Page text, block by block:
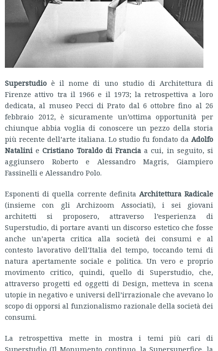
Superstudio è il nome di uno studio di Architettura di
Firenze attivo tra il 1966 e il 1973; la retrospettiva a loro
dedicata, al museo Pecci di Prato dal 6 ottobre fino al 26
febbraio 2012, è sicuramente un’ottima opportunità per
chiunque abbia voglia di conoscere un pezzo della storia
più recente dell’arte italiana. Lo studio fu fondato da Adolfo
Natalini eCristiano Toraldo di Francia a cui, in seguito, si
aggiunsero Roberto e Alessandro Magris, Giampiero
Fassinelli e Alessandro Polo.
Esponenti di quella corrente definita Architettura Radicale
(insieme con gli Archizoom Associati), i sei giovani
architetti si proposero, attraverso l’esperienza di
Superstudio, di portare avanti un discorso estetico che fosse
anche un’aperta critica alla società dei consumi e al
contesto lavorativo dell’Italia del tempo, toccando temi di
natura apertamente sociale e politica. Un vero e proprio
movimento critico, quindi, quello di Superstudio, che,
attraverso progetti ed oggetti di Design, metteva in scena
utopie in negativo e universi dell’irrazionale che avevano lo
scopo di opporsi al funzionalismo razionale della società dei
consumi.
La retrospettiva mette in mostra i temi più cari di
Superstudio (Il Monumento continuo, la Supersuperfice, la